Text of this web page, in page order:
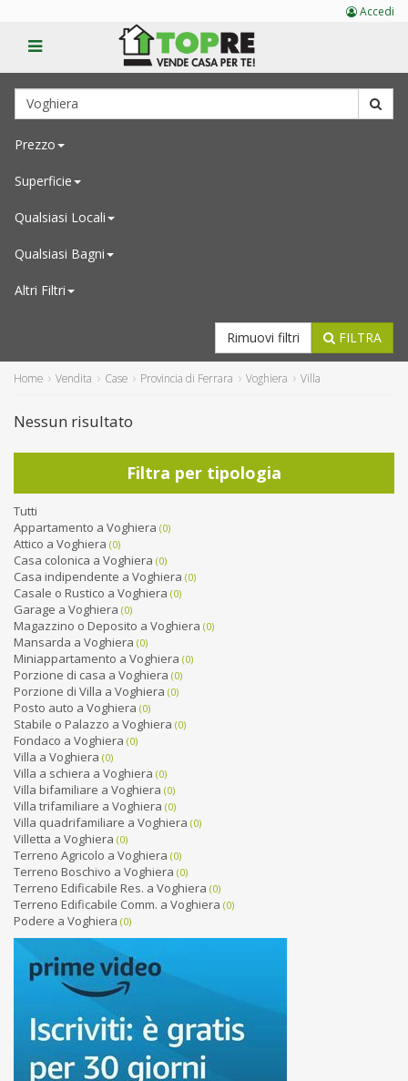
Prezzo
Superficie
Qualsiasi Locali
Qualsiasi Bagni
Altri Filtri
FILTRA
Rimuovi filtri
Home Vendita Case Provincia di Ferrara Voghiera Villa
Nessun risultato
Filtra per tipologia
Tutti
Appartamento a Voghiera (0)
Attico a Voghiera (0)
Casa colonica a Voghiera (0)
Casa indipendente a Voghiera (0)
Casale o Rustico a Voghiera (0)
Garage a Voghiera (0)
Magazzino o Deposito a Voghiera (0)
Mansarda a Voghiera (0)
Miniappartamento a Voghiera (0)
Porzione di casa a Voghiera (0)
Porzione di Villa a Voghiera (0)
Posto auto a Voghiera (0)
Stabile o Palazzo a Voghiera (0)
Fondaco a Voghiera (0)
Villa a Voghiera (0)
Villa a schiera a Voghiera (0)
Villa bifamiliare a Voghiera (0)
Villa trifamiliare a Voghiera (0)
Villa quadrifamiliare a Voghiera (0)
Villetta a Voghiera (0)
Terreno Agricolo a Voghiera (0)
Terreno Boschivo a Voghiera (0)
Terreno Edificabile Res. a Voghiera (0)
Terreno Edificabile Comm. a Voghiera (0)
Podere a Voghiera (0)
Accedi